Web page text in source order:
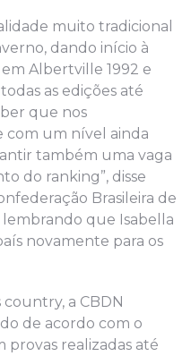
muito tradicional
dando início à
Albertville 1992 e
as edições até
que nos
com um nível ainda
também uma vaga
do ranking”, disse
Brasileira de
lembrando que Isabella
novamente para os
country, a CBDN
de acordo com o
provas realizadas até